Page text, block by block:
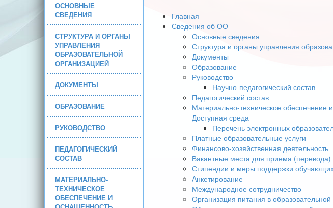
ОСНОВНЫЕ
СВЕДЕНИЯ
СТРУКТУРА И ОРГАНЫ
УПРАВЛЕНИЯ
ОБРАЗОВАТЕЛЬНОЙ
ОРГАНИЗАЦИЕЙ
ДОКУМЕНТЫ
ОБРАЗОВАНИЕ
РУКОВОДСТВО
ПЕДАГОГИЧЕСКИЙ
СОСТАВ
МАТЕРИАЛЬНО-
ТЕХНИЧЕСКОЕ
ОБЕСПЕЧЕНИЕ И
Главная
Сведения об ОО
Основные сведения
Структура и органы управления
Документы
Образование
Руководство
Научно-педагогический состав
Педагогический состав
Материально-техническое обеспечение
Доступная среда
Перечень электронных
Платные образовательные услуги
Финансово-хозяйственная деятельность
Вакантные места для приема
Стипендии и меры поддержки
Анкетирование
Международное сотрудничество
Организация питания в образовательной